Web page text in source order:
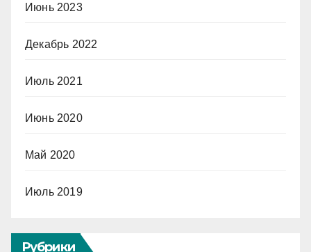
Июнь 2023
Декабрь 2022
Июль 2021
Июнь 2020
Май 2020
Июль 2019
Рубрики